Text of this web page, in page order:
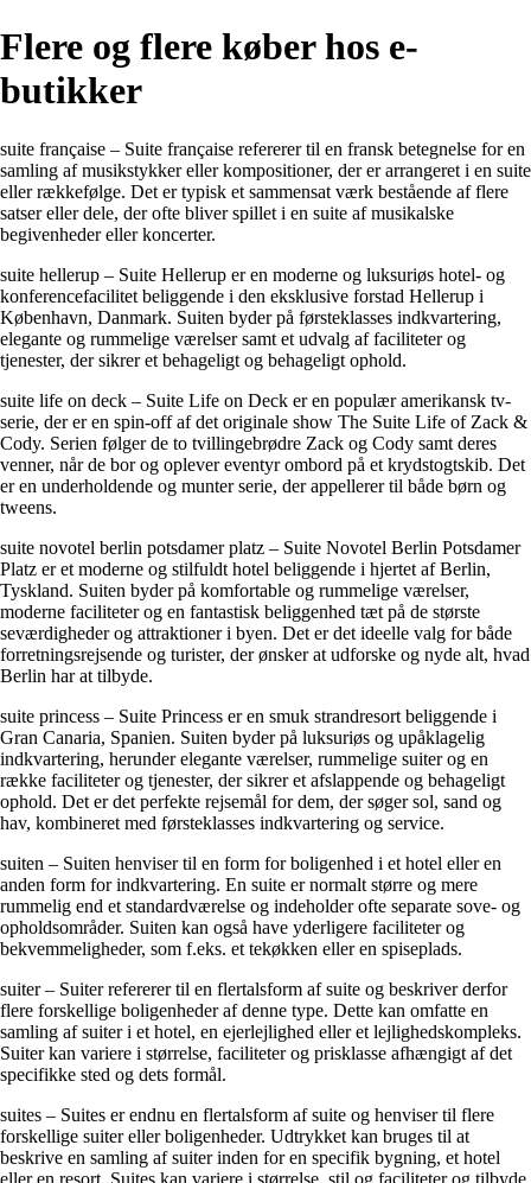
Flere og flere køber hos e-
butikker
suite française – Suite française refererer til en fransk betegnelse for en
samling af musikstykker eller kompositioner, der er arrangeret i en suite
eller rækkefølge. Det er typisk et sammensat værk bestående af flere
satser eller dele, der ofte bliver spillet i en suite af musikalske
begivenheder eller koncerter.
suite hellerup – Suite Hellerup er en moderne og luksuriøs hotel- og
konferencefacilitet beliggende i den eksklusive forstad Hellerup i
København, Danmark. Suiten byder på førsteklasses indkvartering,
elegante og rummelige værelser samt et udvalg af faciliteter og
tjenester, der sikrer et behageligt og behageligt ophold.
suite life on deck – Suite Life on Deck er en populær amerikansk tv-
serie, der er en spin-off af det originale show The Suite Life of Zack &
Cody. Serien følger de to tvillingebrødre Zack og Cody samt deres
venner, når de bor og oplever eventyr ombord på et krydstogtskib. Det
er en underholdende og munter serie, der appellerer til både børn og
tweens.
suite novotel berlin potsdamer platz – Suite Novotel Berlin Potsdamer
Platz er et moderne og stilfuldt hotel beliggende i hjertet af Berlin,
Tyskland. Suiten byder på komfortable og rummelige værelser,
moderne faciliteter og en fantastisk beliggenhed tæt på de største
seværdigheder og attraktioner i byen. Det er det ideelle valg for både
forretningsrejsende og turister, der ønsker at udforske og nyde alt, hvad
Berlin har at tilbyde.
suite princess – Suite Princess er en smuk strandresort beliggende i
Gran Canaria, Spanien. Suiten byder på luksuriøs og upåklagelig
indkvartering, herunder elegante værelser, rummelige suiter og en
række faciliteter og tjenester, der sikrer et afslappende og behageligt
ophold. Det er det perfekte rejsemål for dem, der søger sol, sand og
hav, kombineret med førsteklasses indkvartering og service.
suiten – Suiten henviser til en form for boligenhed i et hotel eller en
anden form for indkvartering. En suite er normalt større og mere
rummelig end et standardværelse og indeholder ofte separate sove- og
opholdsområder. Suiten kan også have yderligere faciliteter og
bekvemmeligheder, som f.eks. et tekøkken eller en spiseplads.
suiter – Suiter refererer til en flertalsform af suite og beskriver derfor
flere forskellige boligenheder af denne type. Dette kan omfatte en
samling af suiter i et hotel, en ejerlejlighed eller et lejlighedskompleks.
Suiter kan variere i størrelse, faciliteter og prisklasse afhængigt af det
specifikke sted og dets formål.
suites – Suites er endnu en flertalsform af suite og henviser til flere
forskellige suiter eller boligenheder. Udtrykket kan bruges til at
beskrive en samling af suiter inden for en specifik bygning, et hotel
eller en resort. Suites kan variere i størrelse, stil og faciliteter og tilbyde